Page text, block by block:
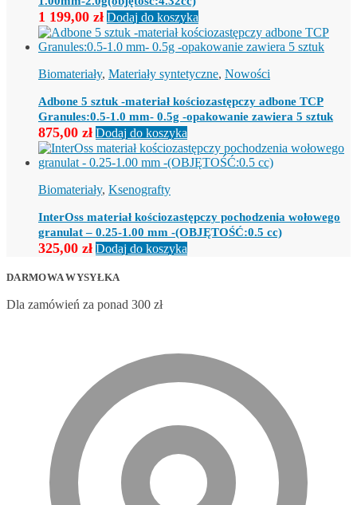
1 199,00 zł Dodaj do koszyka
Biomateriały, Materiały syntetyczne, Nowości
Adbone 5 sztuk -materiał kościozastępczy adbone TCP
Granules:0.5-1.0 mm- 0.5g -opakowanie zawiera 5 sztuk
875,00 zł Dodaj do koszyka
Biomateriały, Ksenografty
InterOss materiał kościozastępczy pochodzenia wołowego
granulat – 0.25-1.00 mm -(OBJĘTOŚĆ:0.5 cc)
325,00 zł Dodaj do koszyka
DARMOWA WYSYŁKA
Dla zamówień za ponad 300 zł